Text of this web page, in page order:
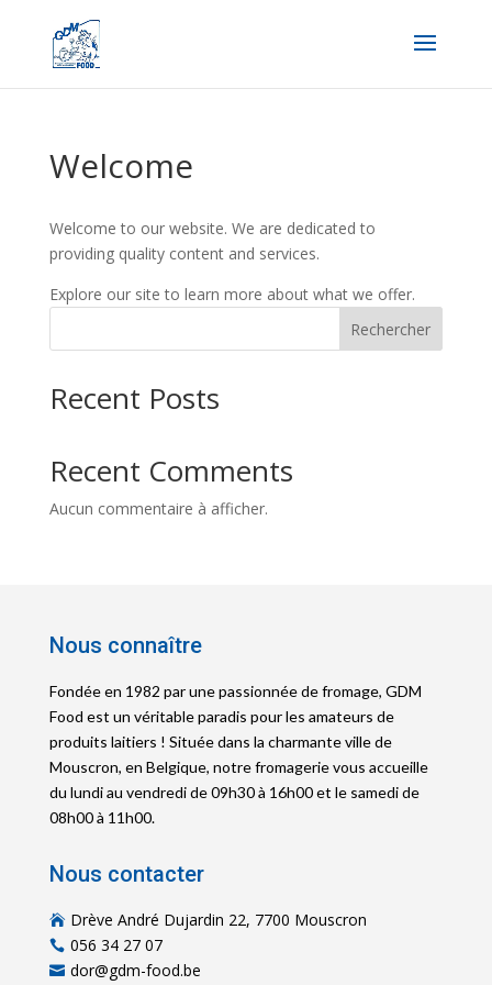
Welcome
Welcome to our website. We are dedicated to
providing quality content and services.
Explore our site to learn more about what we offer.
Rechercher
Recent Posts
Recent Comments
Aucun commentaire à afficher.
Nous connaître
Fondée en 1982 par une passionnée de fromage, GDM
Food est un véritable paradis pour les amateurs de
produits laitiers ! Située dans la charmante ville de
Mouscron, en Belgique, notre fromagerie vous accueille
du lundi au vendredi de 09h30 à 16h00 et le samedi de
08h00 à 11h00.
Nous contacter
 Drève André Dujardin 22, 7700 Mouscron
 056 34 27 07
 dor@gdm-food.be